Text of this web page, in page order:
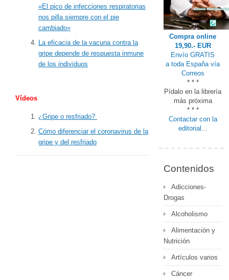
«El pico de infecciones respiratorias
nos pilla siempre con el pie
cambiado»
La eficacia de la vacuna contra la
gripe depende de respuesta inmune
de los individuos
Vídeos
¿Gripe o resfriado?
Cómo diferenciar el coronavirus de la
gripe y del resfriado
Compra online
19,90.- EUR
Envío GRATIS
a toda España vía
Correos
* * *
Pídalo en la librería
más próxima
* * *
Contactar con la
editorial...
Contenidos
Adicciones-
Drogas
Alcoholismo
Alimentación y
Nutrición
Artículos varios
Cáncer